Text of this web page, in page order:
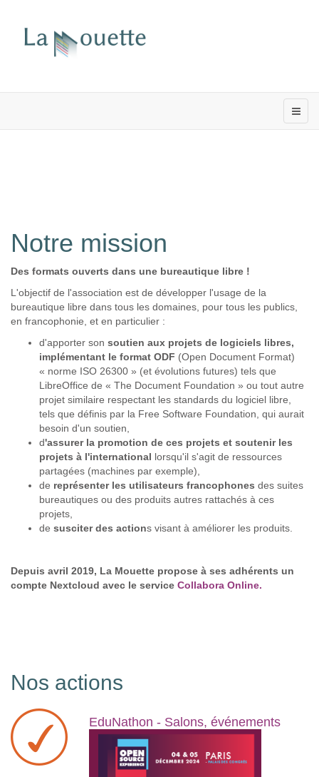
Notre mission
Des formats ouverts dans une bureautique libre !
L'objectif de l'association est de développer l'usage de la
bureautique libre dans tous les domaines, pour tous les publics,
en francophonie, et en particulier :
d'apporter son soutien aux projets de logiciels libres,
implémentant le format ODF (Open Document Format)
« norme ISO 26300 » (et évolutions futures) tels que
LibreOffice de « The Document Foundation » ou tout autre
projet similaire respectant les standards du logiciel libre,
tels que définis par la Free Software Foundation, qui aurait
besoin d'un soutien,
d'assurer la promotion de ces projets et soutenir les
projets à l'international lorsqu'il s'agit de ressources
partagées (machines par exemple),
de représenter les utilisateurs francophones des suites
bureautiques ou des produits autres rattachés à ces
projets,
de susciter des actions visant à améliorer les produits.
Depuis avril 2019, La Mouette propose à ses adhérents un
compte Nextcloud avec le service Collabora Online.
Nos actions
EduNathon - Salons, événements